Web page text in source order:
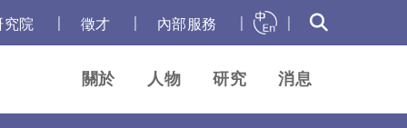
究院 徵才 內部服務
關於 人物 研究 消息